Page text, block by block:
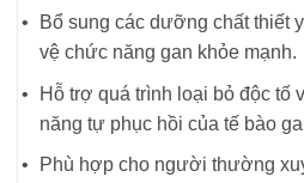
Bổ sung các dưỡng chất thiết
vệ chức năng gan khỏe mạnh.
Hỗ trợ quá trình loại bỏ độc tố
năng tự phục hồi của tế bào
Phù hợp cho người thường